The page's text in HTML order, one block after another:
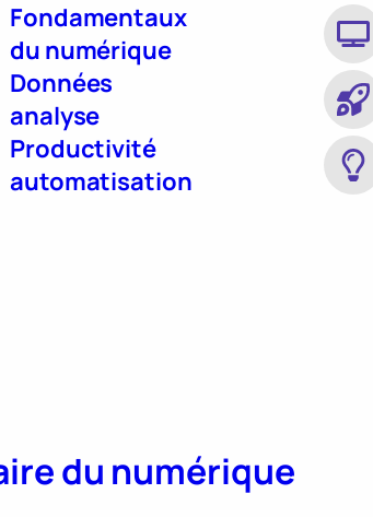
Fondamentaux
du numérique
Données
analyse
Productivité
automatisation
du numérique